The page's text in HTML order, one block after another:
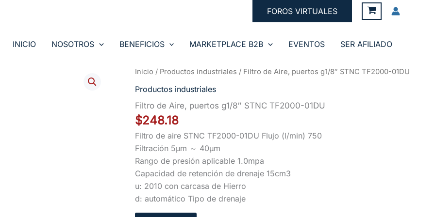
FOROS VIRTUALES
INICIO NOSOTROS BENEFICIOS MARKETPLACE B2B EVENTOS SER AFILIADO
Inicio / Productos industriales / Filtro de Aire, puertos g1/8″ STNC TF2000-01DU
Productos industriales
Filtro de Aire, puertos g1/8″ STNC TF2000-01DU
$248.18
Filtro de aire STNC TF2000-01DU Flujo (l/min) 750
Filtración 5μm ～ 40μm
Rango de presión aplicable 1.0mpa
Capacidad de retención de drenaje 15cm3
u: 2010 con carcasa de Hierro
d: automático Tipo de drenaje